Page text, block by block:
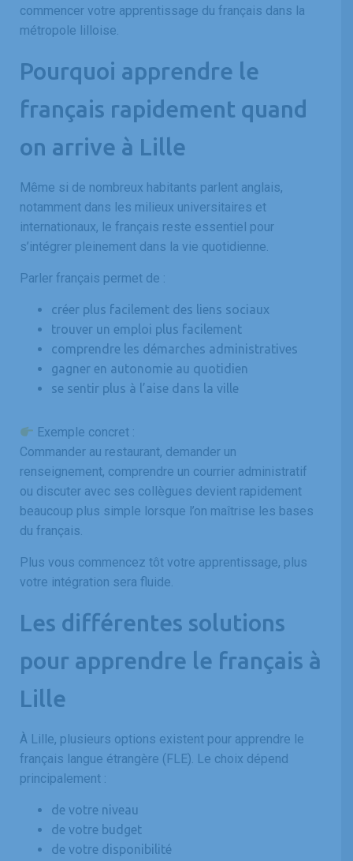
commencer votre apprentissage du français dans la
métropole lilloise.
Pourquoi apprendre le
français rapidement quand
on arrive à Lille
Même si de nombreux habitants parlent anglais,
notamment dans les milieux universitaires et
internationaux, le français reste essentiel pour
s’intégrer pleinement dans la vie quotidienne.
Parler français permet de :
créer plus facilement des liens sociaux
trouver un emploi plus facilement
comprendre les démarches administratives
gagner en autonomie au quotidien
se sentir plus à l’aise dans la ville
Exemple concret :
Commander au restaurant, demander un
renseignement, comprendre un courrier administratif
ou discuter avec ses collègues devient rapidement
beaucoup plus simple lorsque l’on maîtrise les bases
du français.
Plus vous commencez tôt votre apprentissage, plus
votre intégration sera fluide.
Les différentes solutions
pour apprendre le français à
Lille
À Lille, plusieurs options existent pour apprendre le
français langue étrangère (FLE). Le choix dépend
principalement :
de votre niveau
de votre budget
de votre disponibilité